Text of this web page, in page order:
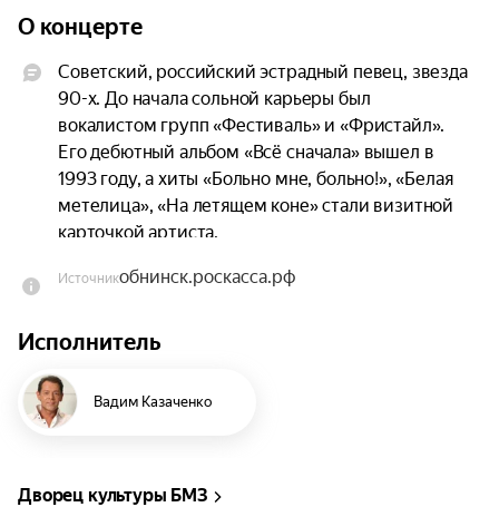
О концерте
Советский, российский эстрадный певец, звезда
90-х. До начала сольной карьеры был
вокалистом групп «Фестиваль» и «Фристайл».
Его дебютный альбом «Всё сначала» вышел в
1993 году, а хиты «Больно мне, больно!», «Белая
метелица», «На летящем коне» стали визитной
карточкой артиста.
Источникобнинск.роскасса.рф
Исполнитель
Вадим Казаченко
Дворец культуры БМЗ